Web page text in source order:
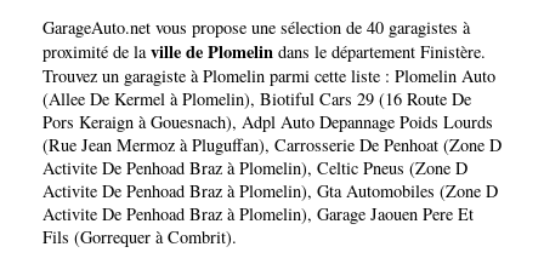
GarageAuto.net vous propose une sélection de 40 garagistes à
proximité de laville de Plomelin dans le département Finistère.
Trouvez un garagiste à Plomelin parmi cette liste : Plomelin Auto
(Allee De Kermel à Plomelin), Biotiful Cars 29 (16 Route De
Pors Keraign à Gouesnach), Adpl Auto Depannage Poids Lourds
(Rue Jean Mermoz à Pluguffan), Carrosserie De Penhoat (Zone D
Activite De Penhoad Braz à Plomelin), Celtic Pneus (Zone D
Activite De Penhoad Braz à Plomelin), Gta Automobiles (Zone D
Activite De Penhoad Braz à Plomelin), Garage Jaouen Pere Et
Fils (Gorrequer à Combrit).